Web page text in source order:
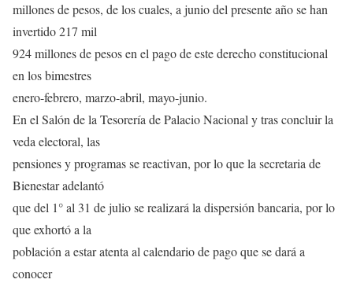
millones de pesos, de los cuales, a junio del presente año se han
invertido 217 mil
924 millones de pesos en el pago de este derecho constitucional
en los bimestres
enero-febrero, marzo-abril, mayo-junio.
En el Salón de la Tesorería de Palacio Nacional y tras concluir la
veda electoral, las
pensiones y programas se reactivan, por lo que la secretaria de
Bienestar adelantó
que del 1° al 31 de julio se realizará la dispersión bancaria, por lo
que exhortó a la
población a estar atenta al calendario de pago que se dará a
conocer